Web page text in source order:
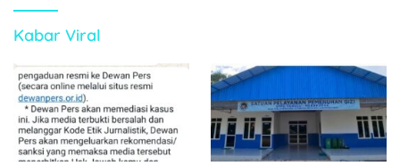
Kabar Viral